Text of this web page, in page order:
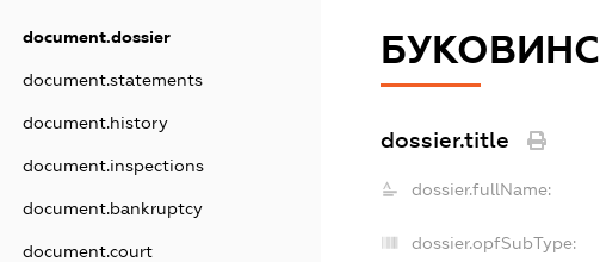
document.dossier
document.statements
document.history
document.inspections
document.bankruptcy
document.court
dossier.title
dossier.fullName:
dossier.opfSubType: